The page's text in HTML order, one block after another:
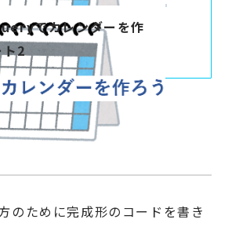
でカレンダーを作
2
のために完成形のコードを書き